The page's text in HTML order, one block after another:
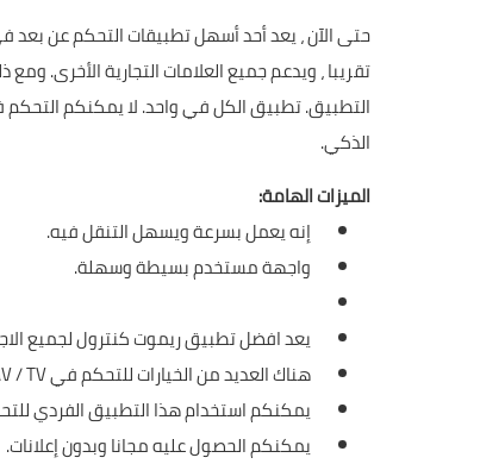
تقريبا ، ويدعم جميع العلامات التجارية الأخرى.
التطبيق. تطبيق الكل في واحد. لا يمكنكم
الذكي.
الميزات الهامة:
إنه يعمل بسرعة ويسهل التنقل فيه.
واجهة مستخدم بسيطة وسهلة.
يعد افضل تطبيق ريموت كنترول لجميع
هناك العديد من الخيارات للتحكم في AV / TV.
يمكنكم استخدام هذا التطبيق الفردي
يمكنكم الحصول عليه مجانا وبدون إعلانات.